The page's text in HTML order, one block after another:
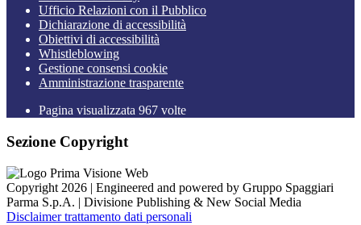
Ufficio Relazioni con il Pubblico
Dichiarazione di accessibilità
Obiettivi di accessibilità
Whistleblowing
Gestione consensi cookie
Amministrazione trasparente
Pagina visualizzata 967 volte
Sezione Copyright
Copyright 2026 | Engineered and powered by Gruppo Spaggiari
Parma S.p.A. | Divisione Publishing & New Social Media
Disclaimer trattamento dati personali